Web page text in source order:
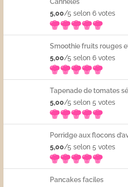
5,00/5 selon 6votes
Smoothie fruits rouges
5,00/5 selon 6votes
Tapenade de tomates
5,00/5 selon 5votes
Porridge aux flocons
5,00/5 selon 5votes
Pancakes faciles